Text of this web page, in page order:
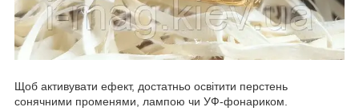
Щоб активувати ефект, достатньо освітити перстень
сонячними променями, лампою чи УФ-фонариком.